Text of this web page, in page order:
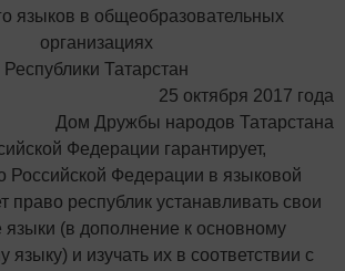
языков в общеобразовательных
организациях
Республики Татарстан
25 октября 2017 года
Дом Дружбы народов Татарстана
Федерации гарантирует,
Российской Федерации в языковой
право республик устанавливать свои
языки (в дополнение к основному
языку) и изучать их в соответствии с